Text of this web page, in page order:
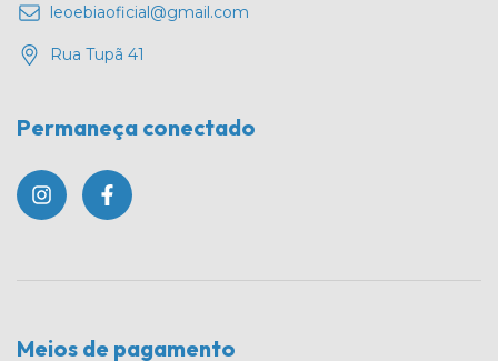
leoebiaoficial@gmail.com
Rua Tupã 41
Permaneça conectado
Meios de pagamento